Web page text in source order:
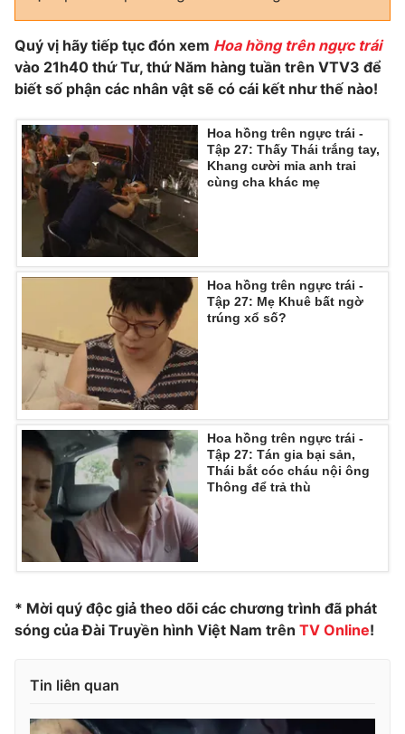
Theo dõi báo trên
Cơ quan chủ quản:Đài Truyền hình Việt Nam
Cơ quan báo chí: Thời báo VTV
Giấy phép hoạt động báo in và báo điện tử số 483/GP-BTTTT
cấp ngày 29/12/2023
Tổng Biên tập: Vũ Thanh Thủy
Phó Tổng Biên tập:Nguyễn Thị Mỹ Hạnh, Phạm Quốc Thắng,
Nguyễn Trọng Ninh
024.38 355 931 - 024.38 355 932
Ðiện thoại Thời báo VTV:
024.66 897 897
Email:
toasoan@vtv.vn
Liên hệ quảng cáo:024-7300.7108
® Cấm sao chép dưới mọi hình thức nếu không có sự chấp
thông tin từ website này.
Quý vị hãy tiếp tục đón xem Hoa hồng trên ngực trái
vào 21h40 thứ Tư, thứ Năm hàng tuần trên VTV3 để
biết số phận các nhân vật sẽ có cái kết như thế nào!
Hoa hồng trên ngực trái -
Tập 27: Thấy Thái trắng tay,
Khang cười mỉa anh trai
cùng cha khác mẹ
Hoa hồng trên ngực trái -
Tập 27: Mẹ Khuê bất ngờ
trúng xổ số?
Hoa hồng trên ngực trái -
Tập 27: Tán gia bại sản,
Thái bắt cóc cháu nội ông
Thông để trả thù
* Mời quý độc giả theo dõi các chương trình đã phát
sóng của Đài Truyền hình Việt Nam trên TV Online!
Tin liên quan